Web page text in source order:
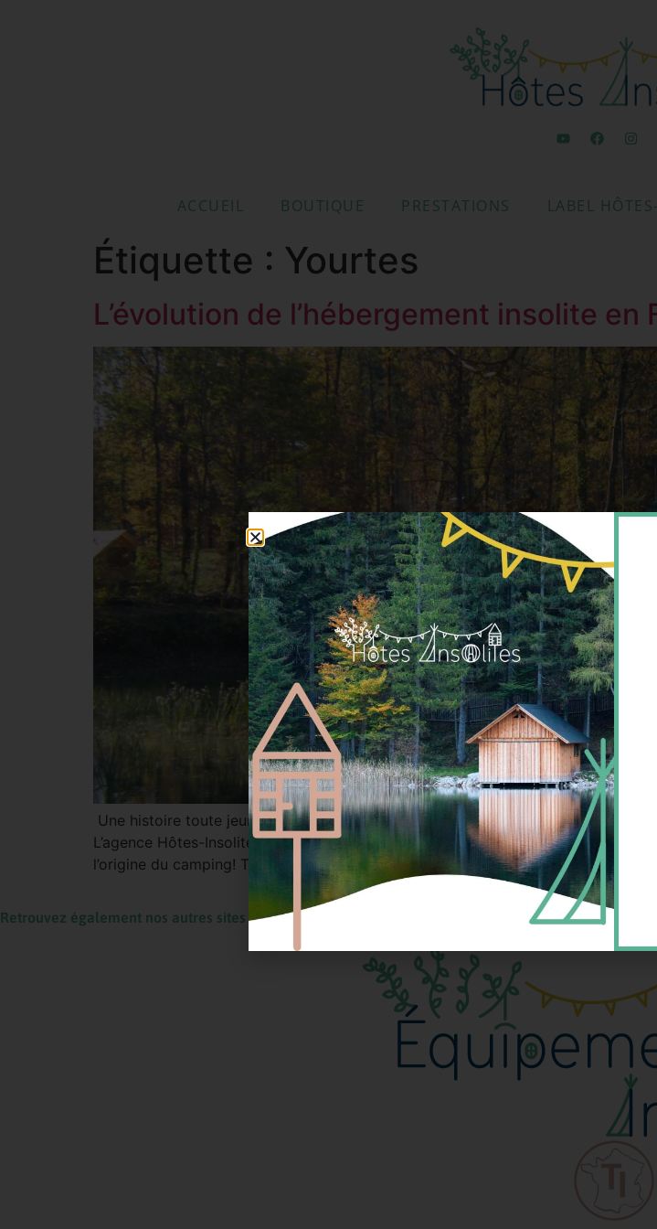
ACCUEIL BOUTIQUE PRESTATIONS LABEL
Étiquette : Yourtes
L’évolution de l’hébergement insolite en
Une histoire toute jeune Parce qu’elle a commencé il y a maintenant 25 ans,
L’agence Hôtes-Insolites vous propose de découvrir ici les personnes et les
l’origine du camping! Tentes de chercheurs d’or, roulottes de gros […]
Retrouvez également nos autres sites